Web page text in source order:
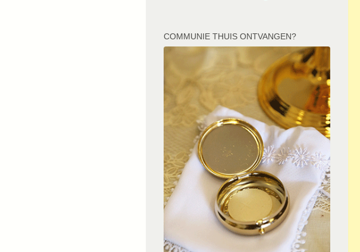
COMMUNIE THUIS ONTVANGEN?